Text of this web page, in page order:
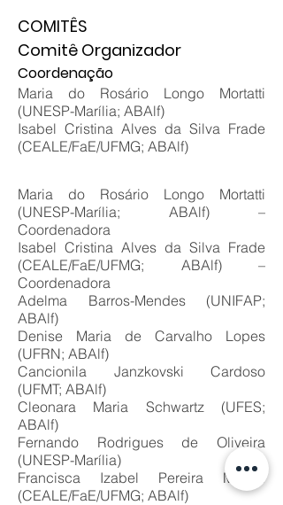
COMITÊS
Comitê Organizador
Coordenação
Maria do Rosário Longo Mortatti
(UNESP-Marília; ABAlf)
Isabel Cristina Alves da Silva Frade
(CEALE/FaE/UFMG; ABAlf)
Maria do Rosário Longo Mortatti
(UNESP-Marília; ABAlf) –
Coordenadora
Isabel Cristina Alves da Silva Frade
(CEALE/FaE/UFMG; ABAlf) –
Coordenadora
Adelma Barros-Mendes (UNIFAP;
ABAlf)
Denise Maria de Carvalho Lopes
(UFRN; ABAlf)
Cancionila Janzkovski Cardoso
(UFMT; ABAlf)
Cleonara Maria Schwartz (UFES;
ABAlf)
Fernando Rodrigues de Oliveira
(UNESP-Marília)
Francisca Izabel Pereira Maciel
(CEALE/FaE/UFMG; ABAlf)